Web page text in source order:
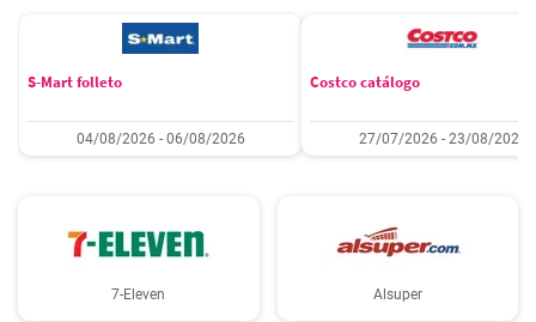
S-Mart folleto
04/08/2026 - 06/08/2026
Costco catálogo
27/07/2026 - 23/08/2026
7-Eleven Alsuper